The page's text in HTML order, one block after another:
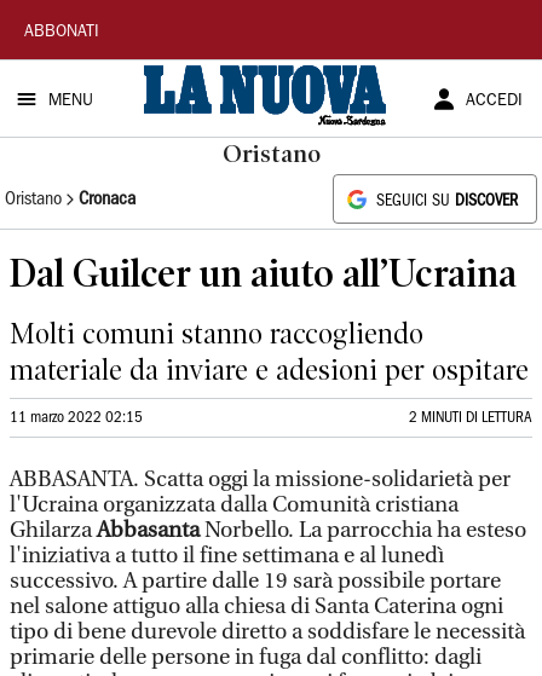
La
Nuova
Sardegna
ABBONATI
MENU ACCEDI
Oristano
Oristano Cronaca SEGUICI SU DISCOVER
Dal Guilcer un aiuto all’Ucraina
Molti comuni stanno raccogliendo
materiale da inviare e adesioni per ospitare
11 marzo 2022 02:15 2 MINUTI DI LETTURA
ABBASANTA. Scatta oggi la missione-solidarietà per
l'Ucraina organizzata dalla Comunità cristiana
GhilarzaAbbasantaNorbello. La parrocchia ha esteso
l'iniziativa a tutto il fine settimana e al lunedì
successivo. A partire dalle 19 sarà possibile portare
nel salone attiguo alla chiesa di Santa Caterina ogni
tipo di bene durevole diretto a soddisfare le necessità
primarie delle persone in fuga dal conflitto: dagli